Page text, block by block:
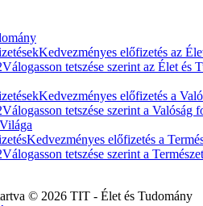
Kedvezményes előfizetés az
Válogasson tetszése szerint az Élet és
Kedvezményes előfizetés a
Válogasson tetszése szerint a Valóság
Kedvezményes előfizetés a
Válogasson tetszése szerint a
© 2026 TIT - Élet és Tudomány